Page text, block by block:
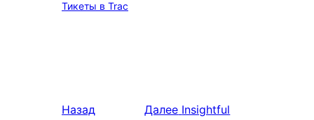
Тикеты в Trac
Назад
Далее Insightful